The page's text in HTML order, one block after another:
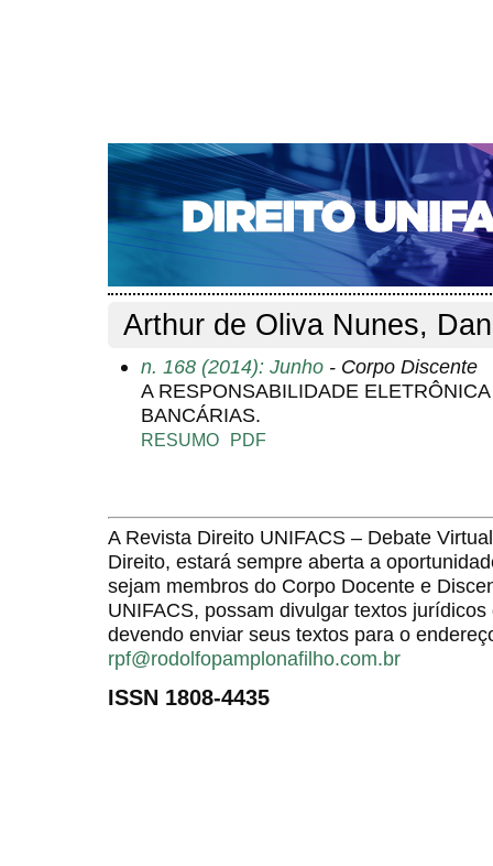
CAPA SOBRE ACESSO CADASTRO
NOTÍCIAS
EDIÇÕES DE Nº 1 A 100 WEBMAIL
Capa>Pesquisa> Perfil do autor
Perfil do autor
Arthur de Oliva Nunes,
n. 168 (2014): Junho - Corpo Discente
A RESPONSABILIDADE
BANCÁRIAS.
RESUMO PDF
A Revista Direito UNIFACS – Debate
Direito, estará sempre aberta a
sejam membros do Corpo Docente e
UNIFACS, possam divulgar textos
devendo enviar seus textos para o
rpf@rodolfopamplonafilho.com.br
ISSN 1808-4435